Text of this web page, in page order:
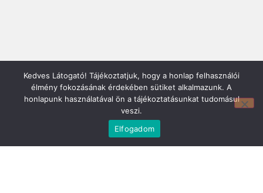
Kedves Látogató! Tájékoztatjuk, hogy a honlap felhasználói
élmény fokozásának érdekében sütiket alkalmazunk. A
honlapunk használatával ön a tájékoztatásunkat tudomásul
veszi.
Elfogadom